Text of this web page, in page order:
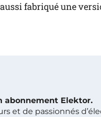
fabriqué une
abonnement Elektor.
et de passionnés